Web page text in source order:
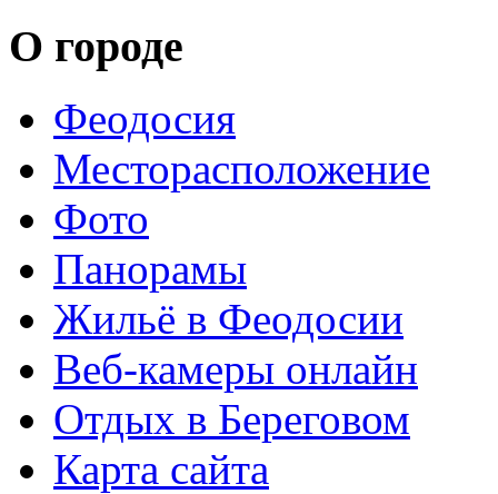
О городе
Феодосия
Месторасположение
Фото
Панорамы
Жильё в Феодосии
Веб-камеры онлайн
Отдых в Береговом
Карта сайта